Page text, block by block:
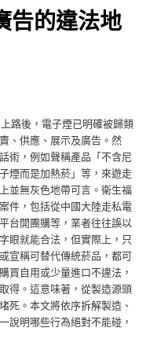
告的違法地
路後，電子煙已明確被歸類
、供應、展示及廣告。然
術，例如聲稱產品「不含尼
煙而是加熱菸」等，來遊走
並無灰色地帶可言。衛生福
件，包括從中國大陸走私電
台開團購等，業者往往誤以
眼就能合法，但實際上，只
宣稱可替代傳統菸品，都可
買自用或少量進口不違法，
得。這意味著，從製造源頭
死。本文將依序拆解製造、
說明哪些行為絕對不能碰，